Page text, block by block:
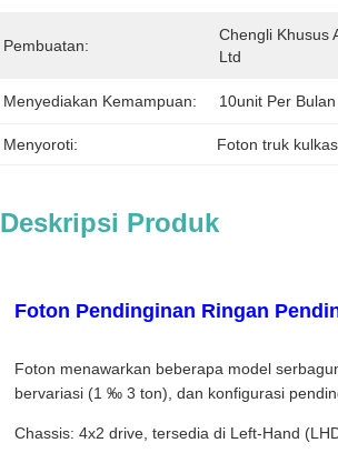
Pembuatan:
Chengli Khusus
Ltd
Menyediakan Kemampuan: 10unit Per Bulan
Menyoroti: Foton truk
Deskripsi Produk
Foton Pendinginan Ringan
Foton menawarkan beberapa model
bervariasi (1 ‰ 3 ton), dan konfigurasi
Chassis: 4x2 drive, tersedia di Left-Hand